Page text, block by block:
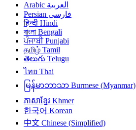
العربية Arabic
فارسی Persian
हिन्दी Hindi
বাংলা Bengali
ਪੰਜਾਬੀ Punjabi
தமிழ் Tamil
తెలుగు Telugu
ไทย Thai
မြန်မာဘာသာ Burmese (Myanmar)
ភាសាខ្មែរ Khmer
한국어 Korean
中文 Chinese (Simplified)